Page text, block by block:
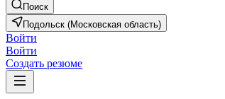
Поиск
Подольск (Московская область)
Войти
Войти
Создать резюме